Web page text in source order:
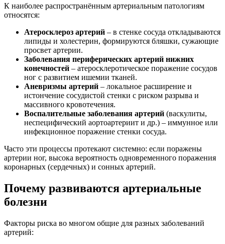
К наиболее распространённым артериальным патологиям
относятся:
Атеросклероз артерий – в стенке сосуда откладываются
липиды и холестерин, формируются бляшки, сужающие
просвет артерии.
Заболевания периферических артерий нижних
конечностей – атеросклеротическое поражение сосудов
ног с развитием ишемии тканей.
Аневризмы артерий – локальное расширение и
истончение сосудистой стенки с риском разрыва и
массивного кровотечения.
Воспалительные заболевания артерий (васкулиты,
неспецифический аортоартериит и др.) – иммунное или
инфекционное поражение стенки сосуда.
Часто эти процессы протекают системно: если поражены
артерии ног, высока вероятность одновременного поражения
коронарных (сердечных) и сонных артерий.
Почему развиваются артериальные
болезни
Факторы риска во многом общие для разных заболеваний
артерий: